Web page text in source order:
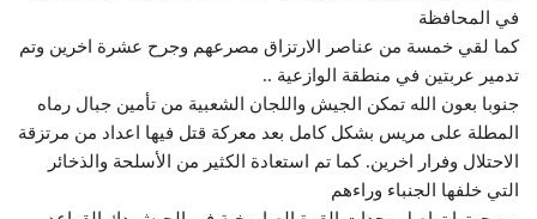
في المحافظة
كما لقي خمسة من عناصر الارتزاق مصرعهم وجرح عشرة اخرين وتم
تدمير عربتين في منطقة الوازعية ..
جنوبا بعون الله تمكن الجيش واللجان الشعبية من تأمين جبال رماه
المطلة على مريس بشكل كامل بعد معركة قتل فيها اعداد من مرتزقة
الاحتلال وفرار اخرين. كما تم استعادة الكثير من الأسلحة والذخائر
التي خلفها الجنباء وراءهم